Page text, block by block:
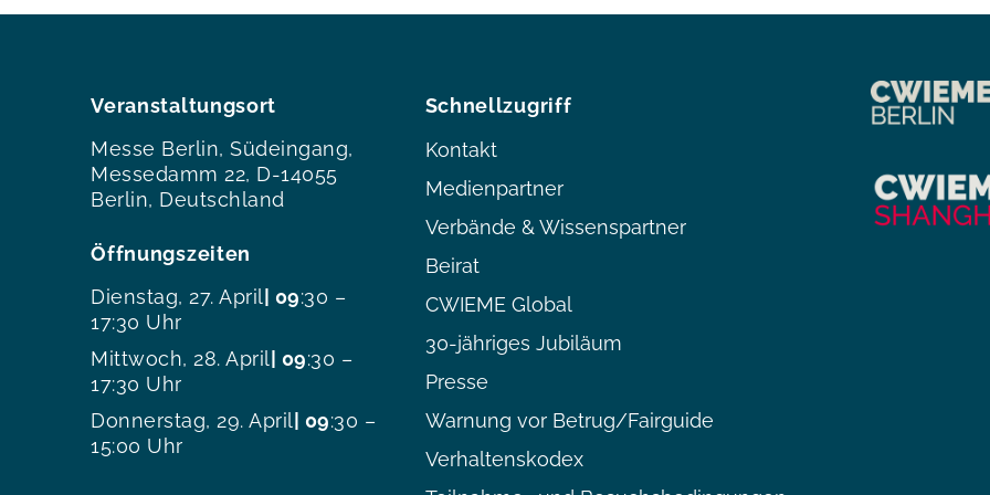
Veranstaltungsort
Messe Berlin, Südeingang,
Messedamm 22, D-14055
Berlin, Deutschland
Öffnungszeiten
Dienstag, 27. April | 09:30 –
17:30 Uhr
Mittwoch, 28. April | 09:30 –
17:30 Uhr
Donnerstag, 29. April | 09:30 –
15:00 Uhr
Schnellzugriff
Kontakt
Medienpartner
Verbände & Wissenspartner
Beirat
CWIEME Global
30-jähriges Jubiläum
Presse
Warnung vor Betrug/Fairguide
Verhaltenskodex